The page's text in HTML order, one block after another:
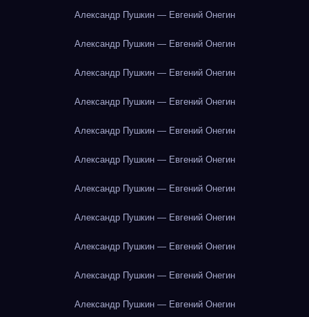
Александр Пушкин — Евгений Онегин
Александр Пушкин — Евгений Онегин
Александр Пушкин — Евгений Онегин
Александр Пушкин — Евгений Онегин
Александр Пушкин — Евгений Онегин
Александр Пушкин — Евгений Онегин
Александр Пушкин — Евгений Онегин
Александр Пушкин — Евгений Онегин
Александр Пушкин — Евгений Онегин
Александр Пушкин — Евгений Онегин
Александр Пушкин — Евгений Онегин